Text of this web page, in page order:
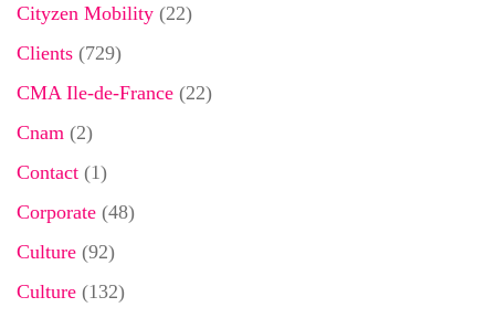
Cityzen Mobility (22)
Clients (729)
CMA Ile-de-France (22)
Cnam (2)
Contact (1)
Corporate (48)
Culture (92)
Culture (132)